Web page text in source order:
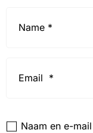
Naam en e-